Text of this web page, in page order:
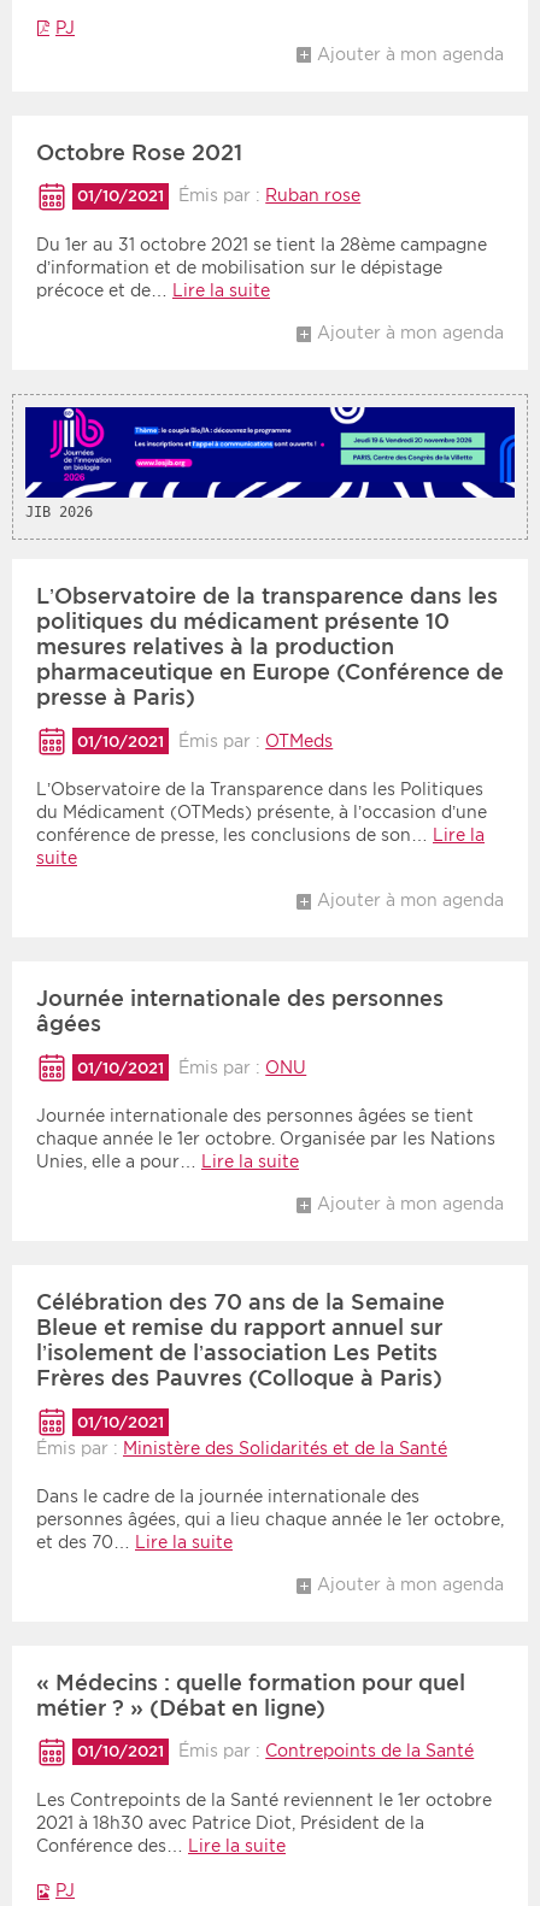
PJ
Ajouter à mon agenda
Octobre Rose 2021
01/10/2021 Émis par : Ruban rose
Du 1er au 31 octobre 2021 se tient la 28ème campagne
d’information et de mobilisation sur le dépistage
précoce et de…
Lire la suite
Ajouter à mon agenda
JIB 2026
L’Observatoire de la transparence dans les
politiques du médicament présente 10
mesures relatives à la production
pharmaceutique en Europe (Conférence de
presse à Paris)
01/10/2021 Émis par : OTMeds
L’Observatoire de la Transparence dans les Politiques
du Médicament (OTMeds) présente, à l’occasion d’une
conférence de presse, les conclusions de son…
Lire la
suite
Ajouter à mon agenda
Journée internationale des personnes
âgées
01/10/2021 Émis par : ONU
Journée internationale des personnes âgées se tient
chaque année le 1er octobre. Organisée par les Nations
Unies, elle a pour… Lire la suite
Ajouter à mon agenda
Célébration des 70 ans de la Semaine
Bleue et remise du rapport annuel sur
l’isolement de l’association Les Petits
Frères des Pauvres (Colloque à Paris)
01/10/2021
Émis par : Ministère des Solidarités et de la Santé
Dans le cadre de la journée internationale des
personnes âgées, qui a lieu chaque année le 1er octobre,
et des 70…
Lire la suite
Ajouter à mon agenda
« Médecins : quelle formation pour quel
métier ? » (Débat en ligne)
01/10/2021 Émis par : Contrepoints de la Santé
Les Contrepoints de la Santé reviennent le 1er octobre
2021 à 18h30 avec Patrice Diot, Président de la
Conférence des…
Lire la suite
PJ